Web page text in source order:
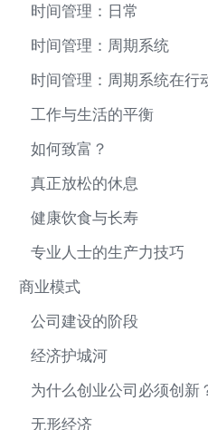
时间管理：日常
时间管理：周期系统
时间管理：周期系统在行
工作与生活的平衡
如何致富？
真正放松的休息
健康饮食与长寿
专业人士的生产力技巧
商业模式
公司建设的阶段
经济护城河
为什么创业公司必须创新
无形经济